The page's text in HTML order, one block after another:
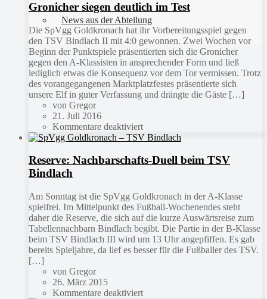
News aus der Abteilung
Gronicher siegen deutlich im Test
Die SpVgg Goldkronach hat ihr Vorbereitungsspiel gegen
den TSV Bindlach II mit 4:0 gewonnen. Zwei Wochen vor
Beginn der Punktspiele präsentierten sich die Gronicher
gegen den A-Klassisten in ansprechender Form und ließ
lediglich etwas die Konsequenz vor dem Tor vermissen. Trotz
des vorangegangenen Marktplatzfestes präsentierte sich
unsere Elf in guter Verfassung und drängte die Gäste […]
von Gregor
21. Juli 2016
Kommentare deaktiviert
Reserve: Nachbarschafts-Duell beim TSV
Bindlach
Am Sonntag ist die SpVgg Goldkronach in der A-Klasse
spielfrei. Im Mittelpunkt des Fußball-Wochenendes steht
daher die Reserve, die sich auf die kurze Auswärtsreise zum
Tabellennachbarn Bindlach begibt. Die Partie in der B-Klasse
beim TSV Bindlach III wird um 13 Uhr angepfiffen. Es gab
bereits Spieljahre, da lief es besser für die Fußballer des TSV.
[…]
von Gregor
26. März 2015
Kommentare deaktiviert